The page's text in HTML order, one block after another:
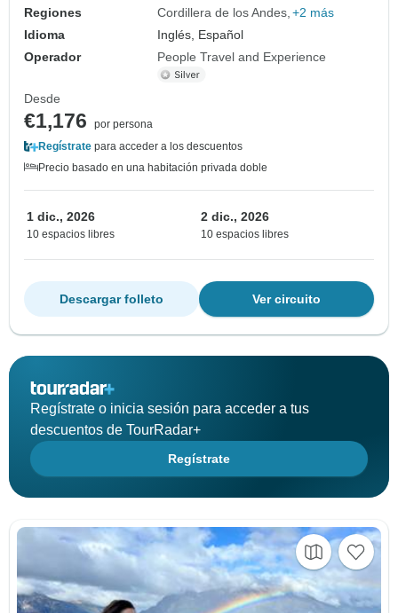
Regiones
Cordillera de los Andes +2 más
Idioma
Inglés, Español
Operador
People Travel and Experience
Desde
€1,176
por persona
Regístrate para acceder a los descuentos
Precio basado en una habitación privada doble
1 dic., 2026
10 espacios libres
2 dic., 2026
10 espacios libres
Ver circuito
Descargar folleto
Regístrate o inicia sesión para acceder a tus
descuentos de TourRadar+
Regístrate